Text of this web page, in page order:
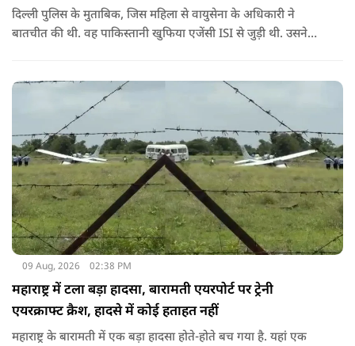
दिल्ली पुलिस के मुताबिक, जिस महिला से वायुसेना के अधिकारी ने
बातचीत की थी. वह पाकिस्तानी खुफिया एजेंसी ISI से जुड़ी थी. उसने
09 Aug, 2026 02:38 PM
महाराष्ट्र में टला बड़ा हादसा, बारामती एयरपोर्ट पर ट्रेनी
एयरक्राफ्ट क्रैश, हादसे में कोई हताहत नहीं
महाराष्ट्र के बारामती में एक बड़ा हादसा होते-होते बच गया है. यहां एक